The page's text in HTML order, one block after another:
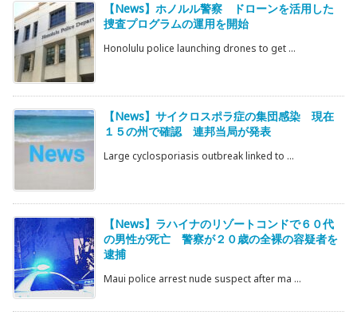
【News】ホノルル警察 ドローンを活用した
捜査プログラムの運用を開始
Honolulu police launching drones to get ...
【News】サイクロスポラ症の集団感染 現在
１５の州で確認 連邦当局が発表
Large cyclosporiasis outbreak linked to ...
【News】ラハイナのリゾートコンドで６０代
の男性が死亡 警察が２０歳の全裸の容疑者を
逮捕
Maui police arrest nude suspect after ma ...